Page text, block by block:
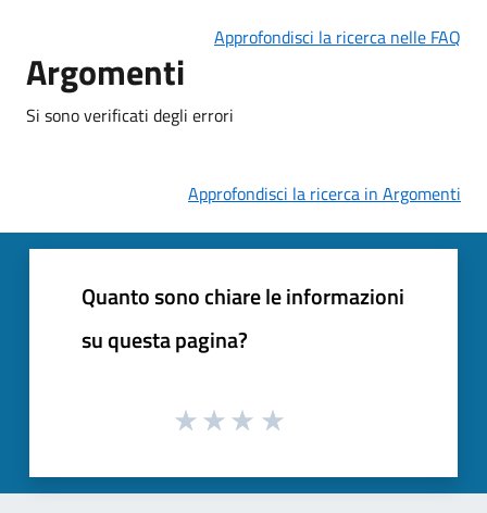
Approfondisci la ricerca nelle FAQ
Argomenti
Si sono verificati degli errori
Approfondisci la ricerca in Argomenti
Quanto sono chiare le informazioni
su questa pagina?